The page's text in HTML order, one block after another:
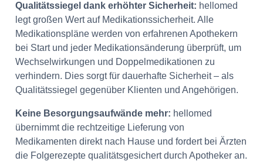
Qualitätssiegel dank erhöhter Sicherheit: hellomed
legt großen Wert auf Medikationssicherheit. Alle
Medikationspläne werden von erfahrenen Apothekern
bei Start und jeder Medikationsänderung überprüft, um
Wechselwirkungen und Doppelmedikationen zu
verhindern. Dies sorgt für dauerhafte Sicherheit – als
Qualitätssiegel gegenüber Klienten und Angehörigen.
Keine Besorgungsaufwände mehr: hellomed
übernimmt die rechtzeitige Lieferung von
Medikamenten direkt nach Hause und fordert bei Ärzten
die Folgerezepte qualitätsgesichert durch Apotheker an.